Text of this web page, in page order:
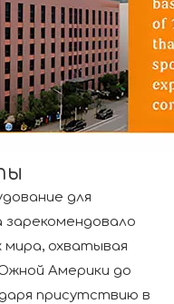
для
зарекомендовало
мира, охватывая
Америки до
присутствию в